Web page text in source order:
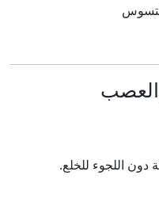
دون اللجوء للخلع.